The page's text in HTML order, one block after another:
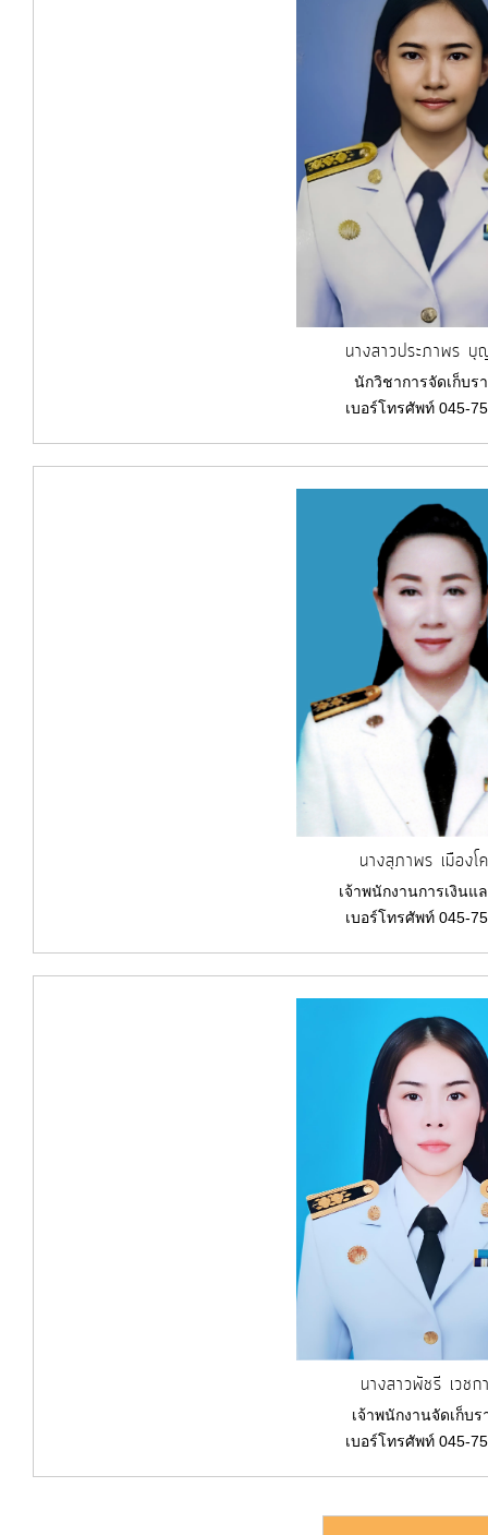
นางสาวประภาพร
นักวิชาการจัดเก็บร
เบอร์โทรศัพท์ 045-
นางสุภาพร เมืองโ
เจ้าพนักงานการเงิน
เบอร์โทรศัพท์ 045-
นางสาวพัชรี เวชก
เจ้าพนักงานจัดเก็บร
เบอร์โทรศัพท์ 045-